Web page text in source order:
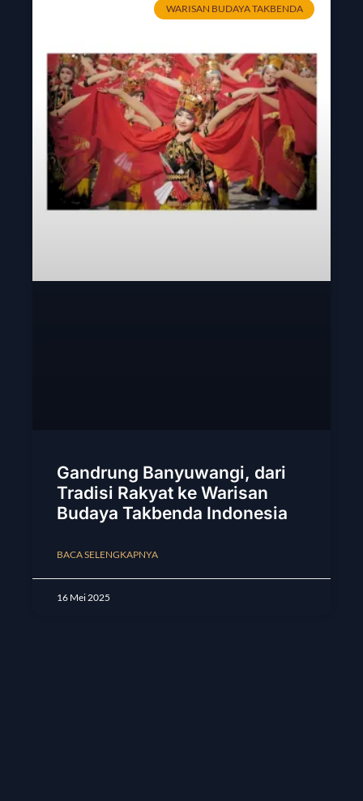
WARISAN BUDAYA TAKBENDA
Gandrung Banyuwangi, dari
Tradisi Rakyat ke Warisan
Budaya Takbenda Indonesia
BACA SELENGKAPNYA
16 Mei 2025